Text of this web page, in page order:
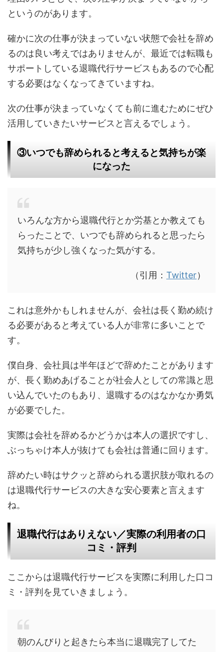
というのがあります。
確かに次の仕事が決まっていない状態で会社を辞め
るのは良い考えではありませんが、最近では転職も
サポートしている退職代行サービスもあるので心配
する必要はなくなってきていますね。
次の仕事が決まっていなくても前に進むためにぜひ
活用していきたいサービスと言えるでしょう。
③いつでも辞められると考えると気持ちが楽
になった
いろんな方から退職代行とか労基とか教えても
らったことで、いつでも辞められると思ったら
気持ちが少し強くなった気がする。
（引用： Twitter）
これは意外かもしれませんが、会社は長く勤め続け
る必要があると考えている人が非常に多いことで
す。
僕自身、会社員は半年ほどで辞めたことがあります
が、長く勤めあげることが社会人としての常識と思
い込んでいたのもあり、退職するのはなかなか勇気
が必要でした。
実際は会社を辞めるかどうかは本人の選択ですし、
ぶっちゃけ本人が抜けても会社は普通に回ります。
辞めたい時はサクッと辞められる選択肢が取れるの
は退職代行サービスの大きな安心要素と言えます
ね。
退職代行はありえない／実際の利用者の口
コミ・評判
ここからは退職代行サービスを実際に利用した口コ
ミ・評判を見ていきましょう。
朝のんびりと起きたら本当に退職完了してた